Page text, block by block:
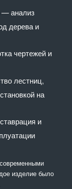
анализ
дерева и
чертежей и
лестниц,
на
и
изделие было